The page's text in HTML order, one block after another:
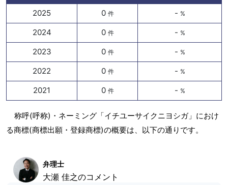
2025
0 件 - %
2024 0 件 - %
2023 0 件 - %
2022 0 件 - %
2021 0 件 - %
称呼(呼称)・ネーミング「イチユーサイクニヨシガ」におけ
る商標(商標出願・登録商標)の概要は、以下の通りです。
弁理士
大瀬 佳之のコメント